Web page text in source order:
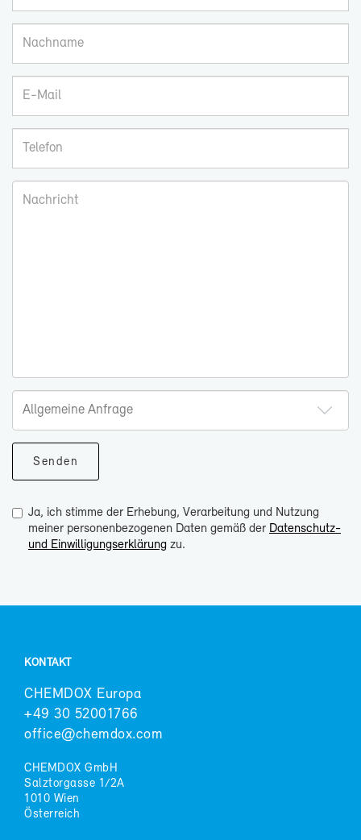
Ja, ich stimme der Erhebung, Verarbeitung und Nutzung
meiner personenbezogenen Daten gemäß der Datenschutz-
und Einwilligungserklärung zu.
KON­TAKT
CHEM­DOX Eu­ro­pa
+49 30 52001766
of­fice@chem­dox.com
CHEM­DOX GmbH
Salztor­gas­se 1/2A
1010 Wien
Ös­ter­reich